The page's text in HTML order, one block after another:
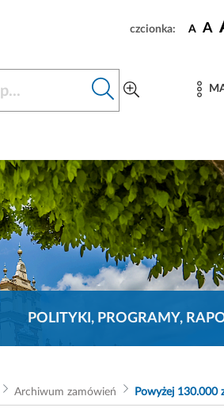
czcionka: A A
POLITYKI, PROGRAMY,
Archiwum zamówień Powyżej 130.000